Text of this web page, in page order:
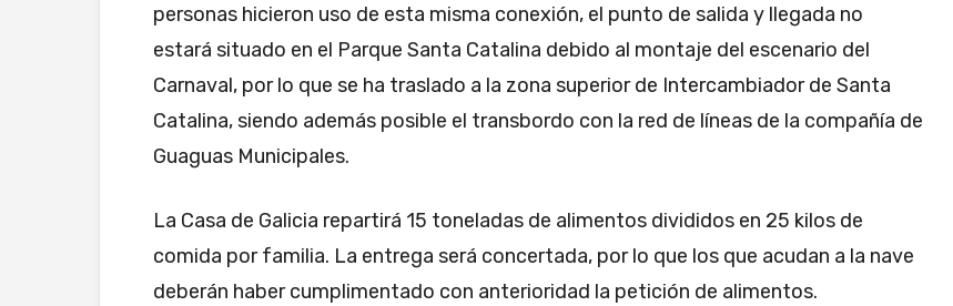
personas hicieron uso de esta misma conexión, el punto de salida y llegada no
estará situado en el Parque Santa Catalina debido al montaje del escenario del
Carnaval, por lo que se ha traslado a la zona superior de Intercambiador de Santa
Catalina, siendo además posible el transbordo con la red de líneas de la compañía de
Guaguas Municipales.
La Casa de Galicia repartirá 15 toneladas de alimentos divididos en 25 kilos de
comida por familia. La entrega será concertada, por lo que los que acudan a la nave
deberán haber cumplimentado con anterioridad la petición de alimentos.